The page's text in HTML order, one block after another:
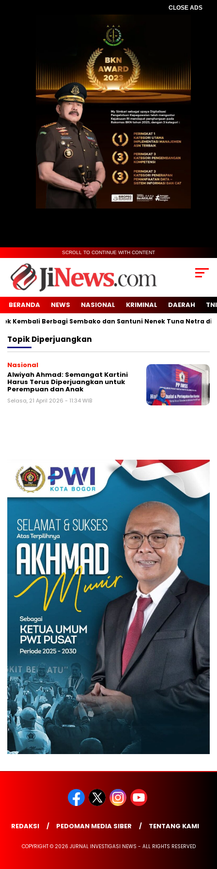
CLOSE ADS
SCROLL TO CONTINUE WITH CONTENT
BERANDA NEWS NASIONAL KRIMINAL DAERAH
Berbagi Sembako dan Santuni Nenek Tuna Netra di
TopikDiperjuangkan
Nasional
Alwiyah Ahmad: Semangat Kartini
Harus Terus Diperjuangkan untuk
Perempuan dan Anak
Selasa, 21 April 2026 - 11:34 WIB
REDAKSI PEDOMAN MEDIA SIBER TENTANG KAMI
COPYRIGHT © 2026 JURNAL INVESTIGASI NEWS - ALL RIGHTS RESERVED